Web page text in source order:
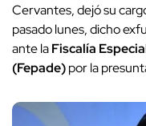
Cervantes, dejó su
pasado lunes, dicho
ante laFiscalía
(Fepade)por la